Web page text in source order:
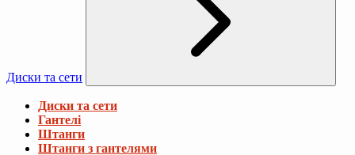
Диски та сети
Диски та сети
Гантелі
Штанги
Штанги з гантелями